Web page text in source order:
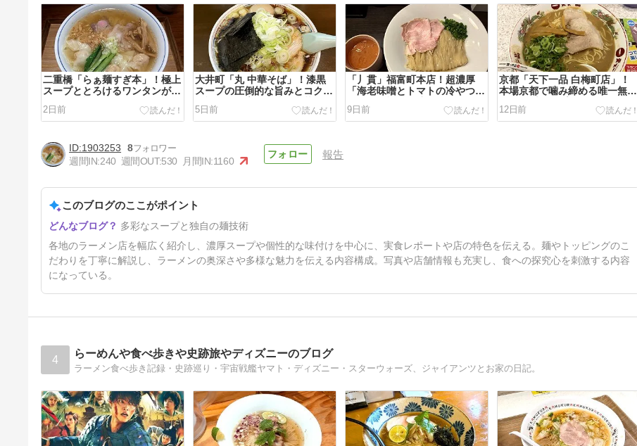
二重橋「らぁ麺すぎ本」！極上
スープととろけるワンタンが織
2日前
大井町「丸 中華そば」！漆黒
スープの圧倒的な旨みとコク、
ば」
5日前
「丿貫」福富町本店！超濃厚
「海老味噌とトマトの冷やつ
ュ！
9日前
京都「天下一品 白梅町店」！
本場京都で噛み締める唯一無二
メン」
12日前
蒲田「ラーメン宮郎」！爽やか
な冷たさと二郎インスパイアの
命「宮し中華」
16日前
1903253
8
週間IN:240 週間OUT:530 月間IN:1160
報告
このブログのここがポイント
多彩なスープと独自の麺技術
各地のラーメン店を幅広く紹介し、濃厚スープや個性的な味付けを中心に、実食レポートや店の特色を伝える。麺やトッピングのこ
だわりを丁寧に解説し、ラーメンの奥深さや多様な魅力を伝える内容構成。写真や店舗情報も充実し、食への探究心を刺激する内容
になっている。
4 らーめんや食べ歩きや史跡旅やディズニーのブログ
ラーメン食べ歩き記録・史跡巡り・宇宙戦艦ヤマト・ディズニー・スターウォーズ、ジャイアンツとお家の日記。